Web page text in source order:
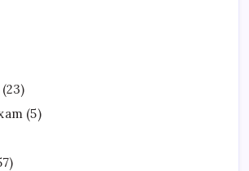
(23)
(5)